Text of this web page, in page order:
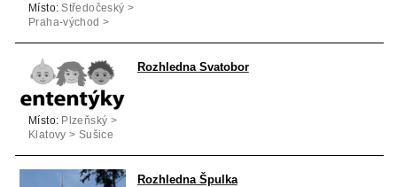
Místo: Středočeský >
Praha-východ >
Rozhledna Svatobor
Místo: Plzeňský >
Klatovy > Sušice
Rozhledna Špulka